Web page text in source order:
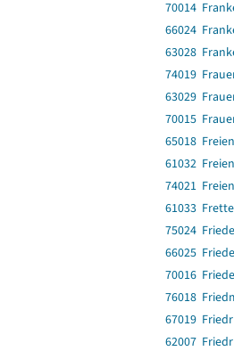
70014
66024
63028
74019
63029
70015
65018
61032
74021
61033
75024
66025
70016
76018
67019
62007